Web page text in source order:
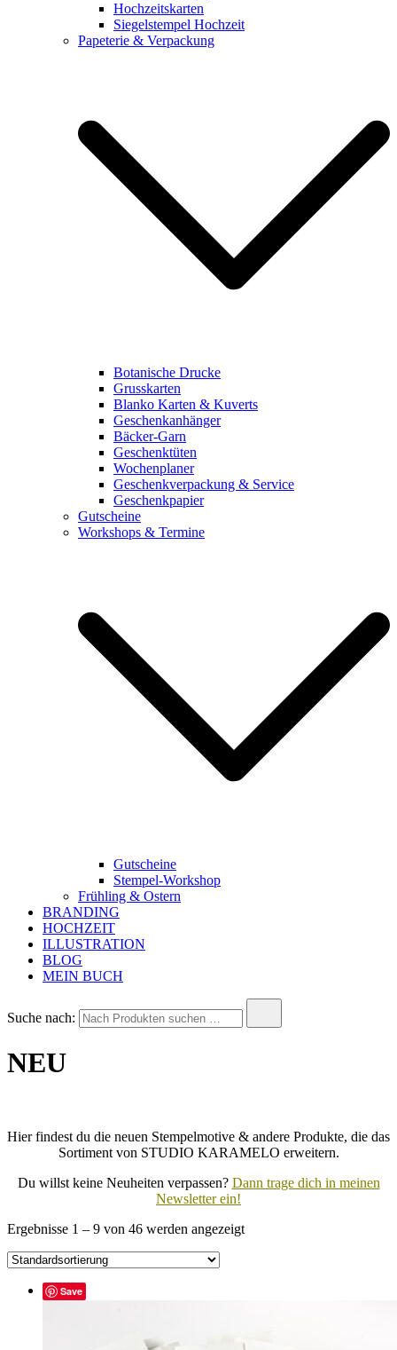
Hochzeitskarten
Siegelstempel Hochzeit
Papeterie & Verpackung
Botanische Drucke
Grusskarten
Blanko Karten & Kuverts
Geschenkanhänger
Bäcker-Garn
Geschenktüten
Wochenplaner
Geschenkverpackung & Service
Geschenkpapier
Gutscheine
Workshops & Termine
Gutscheine
Stempel-Workshop
Frühling & Ostern
BRANDING
HOCHZEIT
ILLUSTRATION
BLOG
MEIN BUCH
Suche nach:
NEU
Hier findest du die neuen Stempelmotive & andere Produkte, die das
Sortiment von STUDIO KARAMELO erweitern.
Du willst keine Neuheiten verpassen? Dann trage dich in meinen
Newsletter ein!
Ergebnisse 1 – 9 von 46 werden angezeigt
Save